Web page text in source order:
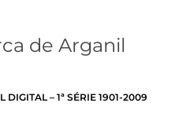
DIGITAL – 1ª SÉRIE 1901-2009